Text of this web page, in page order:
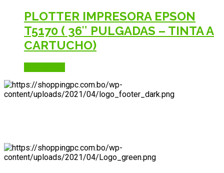
PLOTTER IMPRESORA EPSON
T5170 ( 36″ PULGADAS – TINTA A
CARTUCHO)